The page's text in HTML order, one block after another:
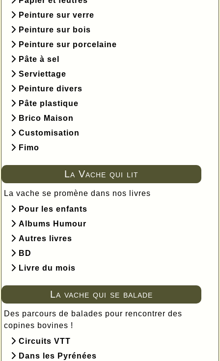
Peinture sur verre
Peinture sur bois
Peinture sur porcelaine
Pâte à sel
Serviettage
Peinture divers
Pâte plastique
Brico Maison
Customisation
Fimo
La Vache qui lit
La vache se promène dans nos livres
Pour les enfants
Albums Humour
Autres livres
BD
Livre du mois
La vache qui se balade
Des parcours de balades pour rencontrer des
copines bovines !
Circuits VTT
Dans les Pyrénées